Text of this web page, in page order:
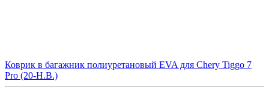
Коврик в багажник полиуретановый EVA для Chery Tiggo 7
Pro (20-Н.В.)